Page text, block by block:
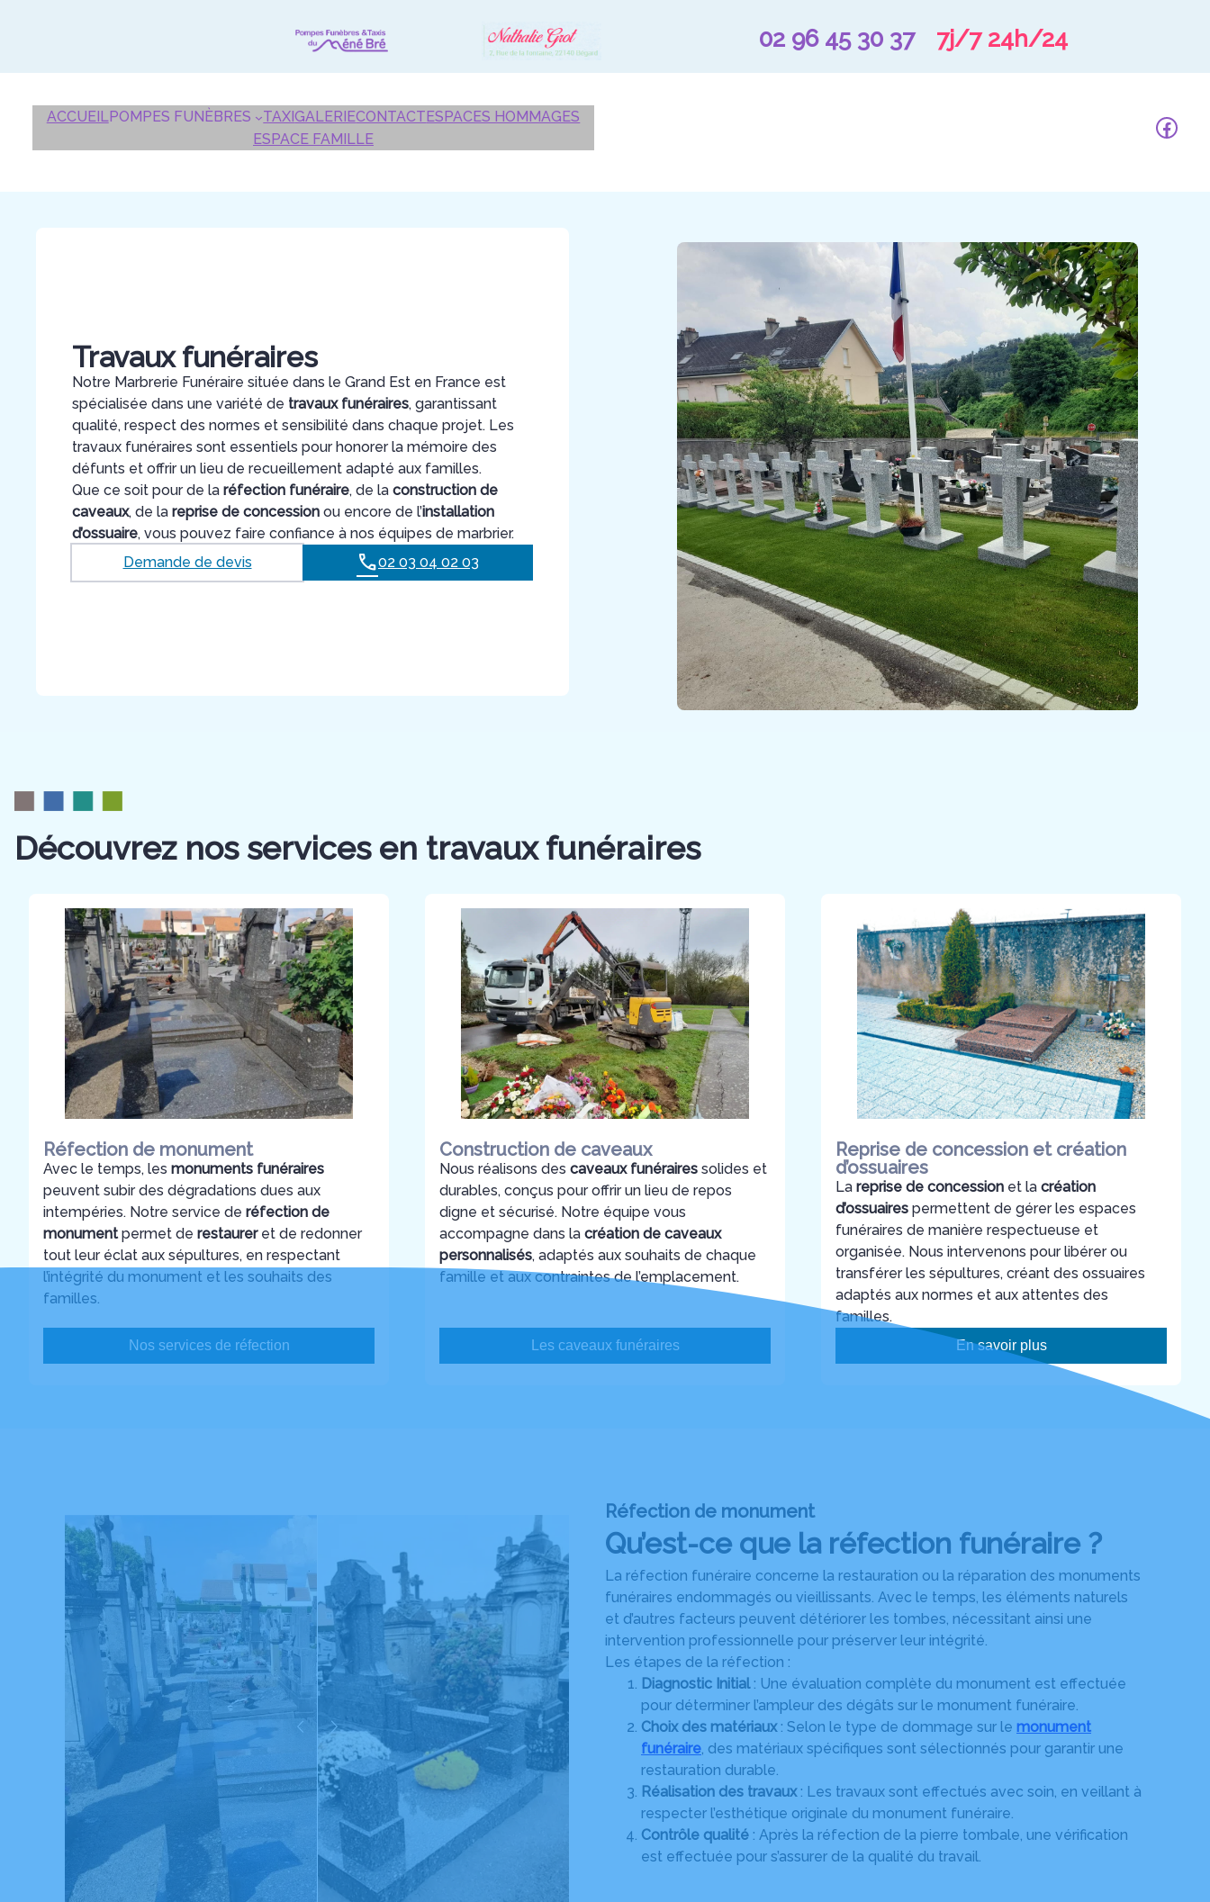
02 96 45 30 37 7j/7 24h/24
ACCUEILPOMPES FUNÈBRES TAXIGALERIECONTACT ESPACES HOMMAGES
ESPACE FAMILLE
Travaux funéraires
Notre Marbrerie Funéraire située dans le Grand Est en France est
spécialisée dans une variété de travaux funéraires, garantissant
qualité, respect des normes et sensibilité dans chaque projet. Les
travaux funéraires sont essentiels pour honorer la mémoire des
défunts et offrir un lieu de recueillement adapté aux familles.
Que ce soit pour de la réfection funéraire, de la construction de
caveaux, de la reprise de concession ou encore de l’installation
d’ossuaire, vous pouvez faire confiance à nos équipes de marbrier.
Demande de devis
02 03 04 02 03
Découvrez nos services en travaux funéraires
Réfection de monument
Avec le temps, les monuments funéraires
peuvent subir des dégradations dues aux
intempéries. Notre service de réfection de
monumentpermet de restaureret de redonner
tout leur éclat aux sépultures, en respectant
l’intégrité du monument et les souhaits des
familles.
Nos services de réfection
Construction de caveaux
Nous réalisons des caveaux funéraires solides et
durables, conçus pour offrir un lieu de repos
digne et sécurisé. Notre équipe vous
accompagne dans la création de caveaux
personnalisés, adaptés aux souhaits de chaque
famille et aux contraintes de l’emplacement.
Les caveaux funéraires
Reprise de concession et création
d’ossuaires
La reprise de concession et la création
d’ossuaires permettent de gérer les espaces
funéraires de manière respectueuse et
organisée. Nous intervenons pour libérer ou
transférer les sépultures, créant des ossuaires
adaptés aux normes et aux attentes des
familles.
En savoir plus
Réfection de monument
Qu’est-ce que la réfection funéraire ?
La réfection funéraire concerne la restauration ou la réparation des monuments
funéraires endommagés ou vieillissants. Avec le temps, les éléments naturels
et d’autres facteurs peuvent détériorer les tombes, nécessitant ainsi une
intervention professionnelle pour préserver leur intégrité.
Les étapes de la réfection :
Diagnostic Initial: Une évaluation complète du monument est effectuée
pour déterminer l’ampleur des dégâts sur le monument funéraire.
Choix des matériaux: Selon le type de dommage sur le monument
funéraire, des matériaux spécifiques sont sélectionnés pour garantir une
restauration durable.
Réalisation des travaux: Les travaux sont effectués avec soin, en veillant à
respecter l’esthétique originale du monument funéraire.
Contrôle qualité : Après la réfection de la pierre tombale, une vérification
est effectuée pour s’assurer de la qualité du travail.